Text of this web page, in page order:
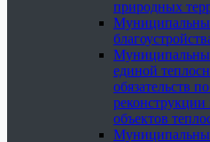
природных
единой
обязательств
объектов